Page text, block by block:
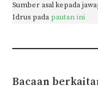
Sumber asal kepada
Idrus pada pautan ini
Bacaan